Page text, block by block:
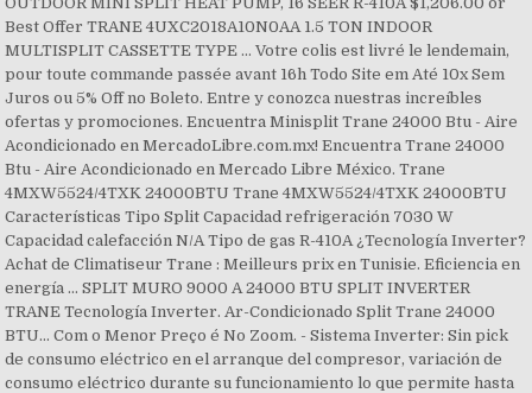
Best Offer TRANE 4UXC2018A10N0AA 1.5 TON INDOOR
MULTISPLIT CASSETTE TYPE … Votre colis est livré le lendemain,
pour toute commande passée avant 16h Todo Site em Até 10x Sem
Juros ou 5% Off no Boleto. Entre y conozca nuestras increíbles
ofertas y promociones. Encuentra Minisplit Trane 24000 Btu - Aire
Acondicionado en MercadoLibre.com.mx! Encuentra Trane 24000
Btu - Aire Acondicionado en Mercado Libre México. Trane
4MXW5524/4TXK 24000BTU Trane 4MXW5524/4TXK 24000BTU
Características Tipo Split Capacidad refrigeración 7030 W
Capacidad calefacción N/A Tipo de gas R-410A ¿Tecnología Inverter?
Achat de Climatiseur Trane : Meilleurs prix en Tunisie. Eficiencia en
energía … SPLIT MURO 9000 A 24000 BTU SPLIT INVERTER
TRANE Tecnología Inverter. Ar-Condicionado Split Trane 24000
BTU... Com o Menor Preço é No Zoom. - Sistema Inverter: Sin pick
de consumo eléctrico en el arranque del compresor, variación de
consumo eléctrico durante su funcionamiento lo que permite hasta